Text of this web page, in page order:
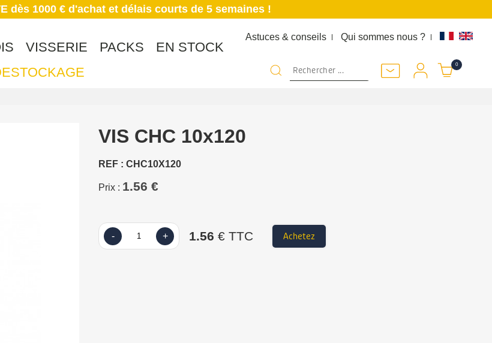
dès 1000 € d'achat et délais courts de 5 semaines !
VISSERIE PACKS
EN STOCK
Astuces & conseils Qui sommes nous ?
0
VIS CHC 10x120
REF : CHC10X120
Prix : 1.56 €
- + 1.56 € TTC Achetez